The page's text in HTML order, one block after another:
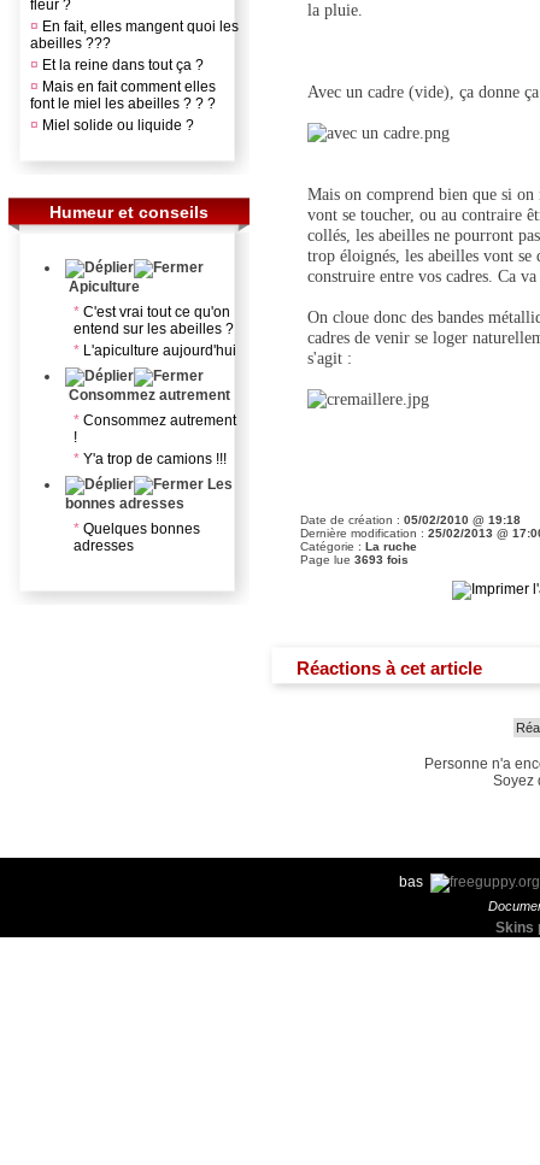
fleur ?
¤ En fait, elles mangent quoi les
abeilles ???
¤ Et la reine dans tout ça ?
¤ Mais en fait comment elles
font le miel les abeilles ? ? ?
¤ Miel solide ou liquide ?
Humeur et conseils
Apiculture
* C'est vrai tout ce qu'on
entend sur les abeilles ?
* L'apiculture aujourd'hui
Consommez autrement
* Consommez autrement
!
* Y'a trop de camions !!!
Les
bonnes adresses
* Quelques bonnes
adresses
la pluie.
Avec un cadre (vide), ça donne
Mais on comprend bien que si
vont se toucher, ou au contraire
collés, les abeilles ne pourront
trop éloignés, les abeilles vont
construire entre vos cadres. Ca
On cloue donc des bandes
cadres de venir se loger
s'agit :
Date de création : 05/02/2010 @ 19:18
Dernière modification : 25/02/2013 @
Catégorie : La ruche
Page lue 3693 fois
Réactions à cet article
Personne n'a
Soyez
bas
Skins